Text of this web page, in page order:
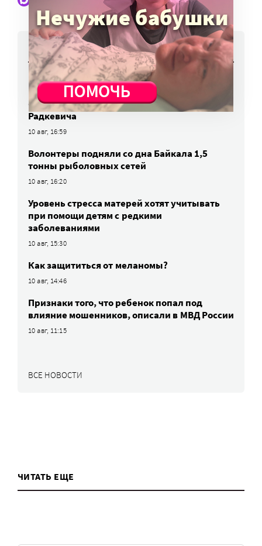
НОВОСТИ
На выставке в Переславле-Залесском
представлены фотоработы автора портала
«Милосердие.ru» диакона Андрея
Радкевича
10 авг, 16:59
Волонтеры подняли со дна Байкала 1,5
тонны рыболовных сетей
10 авг, 16:20
Уровень стресса матерей хотят учитывать
при помощи детям с редкими
заболеваниями
10 авг, 15:30
Как защититься от меланомы?
10 авг, 14:46
Признаки того, что ребенок попал под
влияние мошенников, описали в МВД России
10 авг, 11:15
ВСЕ НОВОСТИ
ЧИТАТЬ ЕЩЕ